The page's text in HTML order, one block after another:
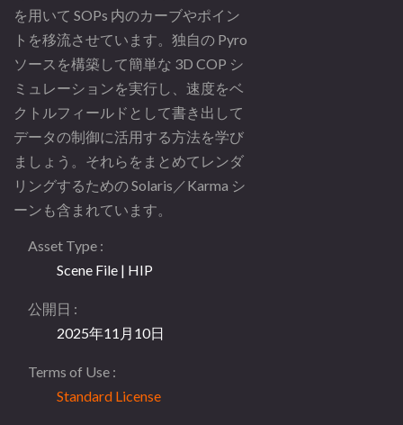
を用いて SOPs 内のカーブやポイン
トを移流させています。独自の Pyro
ソースを構築して簡単な 3D COP シ
ミュレーションを実行し、速度をベ
クトルフィールドとして書き出して
データの制御に活用する方法を学び
ましょう。それらをまとめてレンダ
リングするための Solaris／Karma シ
ーンも含まれています。
Asset Type
Scene File | HIP
公開日
2025年11月10日
Terms of Use
Standard License